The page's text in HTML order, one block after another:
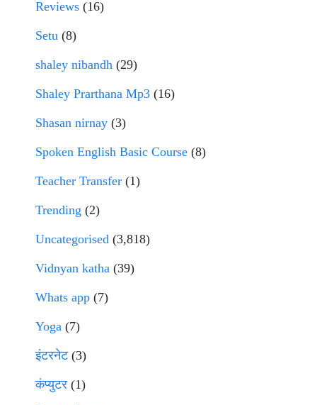
Reviews (16)
Setu (8)
shaley nibandh (29)
Shaley Prarthana Mp3 (16)
Shasan nirnay (3)
Spoken English Basic Course (8)
Teacher Transfer (1)
Trending (2)
Uncategorised (3,818)
Vidnyan katha (39)
Whats app (7)
Yoga (7)
इंटरनेट(3)
कंप्युटर (1)